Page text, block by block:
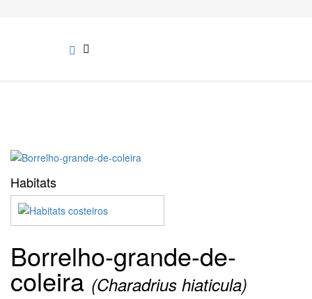
Habitats
Borrelho-grande-de-
coleira (Charadrius hiaticula)